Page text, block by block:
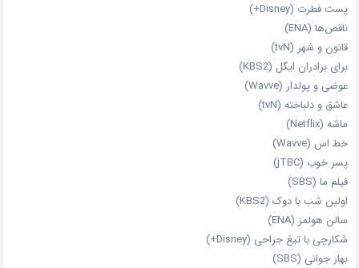
پست فطرت (Disney+)
ناقص‌ها (ENA)
قانون و شهر (tvN)
برای برادران ایگل (KBS2)
عوضی و پولدار (Wavve)
عاشق و دلباخته (tvN)
ماشه (Netflix)
خط اس (Wavve)
پسر خوب (jTBC)
فیلم ما (SBS)
اولین شب با دوک (KBS2)
سالن هولمز (ENA)
شکارچی با تیغ جراحی (Disney+)
بهار جوانی (SBS)